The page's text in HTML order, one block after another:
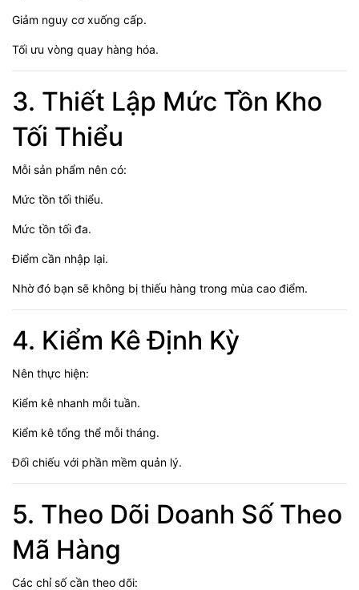
Giảm nguy cơ xuống cấp.
Tối ưu vòng quay hàng hóa.
3. Thiết Lập Mức Tồn Kho
Tối Thiểu
Mỗi sản phẩm nên có:
Mức tồn tối thiểu.
Mức tồn tối đa.
Điểm cần nhập lại.
Nhờ đó bạn sẽ không bị thiếu hàng trong mùa cao điểm.
4. Kiểm Kê Định Kỳ
Nên thực hiện:
Kiểm kê nhanh mỗi tuần.
Kiểm kê tổng thể mỗi tháng.
Đối chiếu với phần mềm quản lý.
5. Theo Dõi Doanh Số Theo
Mã Hàng
Các chỉ số cần theo dõi: